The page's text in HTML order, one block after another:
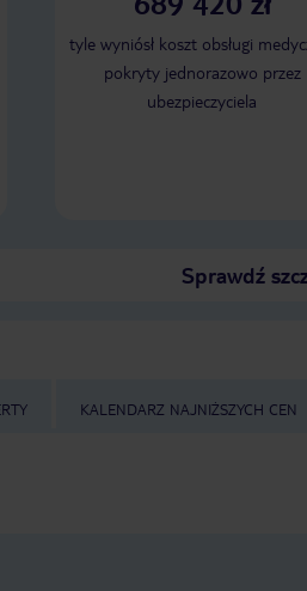
tyle wyniósł koszt obsługi
pokryty jednorazowo przez
ubezpieczyciela
Sprawdź
KALENDARZ NAJNIŻSZYCH CEN